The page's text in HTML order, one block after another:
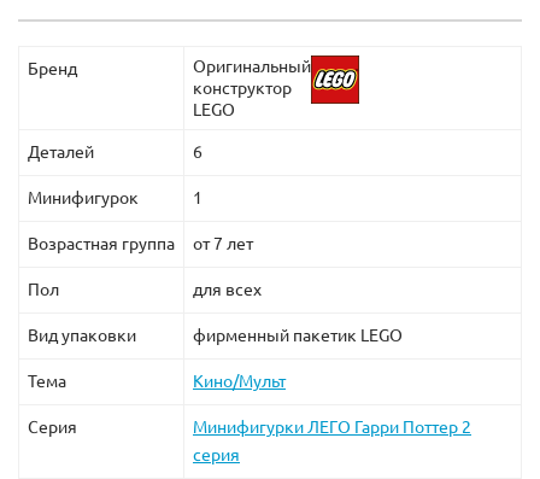
Бренд
Оригинальный
конструктор
LEGO
Деталей 6
Минифигурок 1
Возрастная группа от 7 лет
Пол для всех
Вид упаковки фирменный пакетик LEGO
Тема Кино/Мульт
Серия
Минифигурки ЛЕГО Гарри Поттер 2
серия